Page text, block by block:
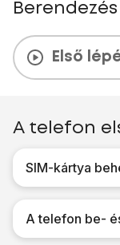
Első
A telefon
SIM-kártya
A telefon be-